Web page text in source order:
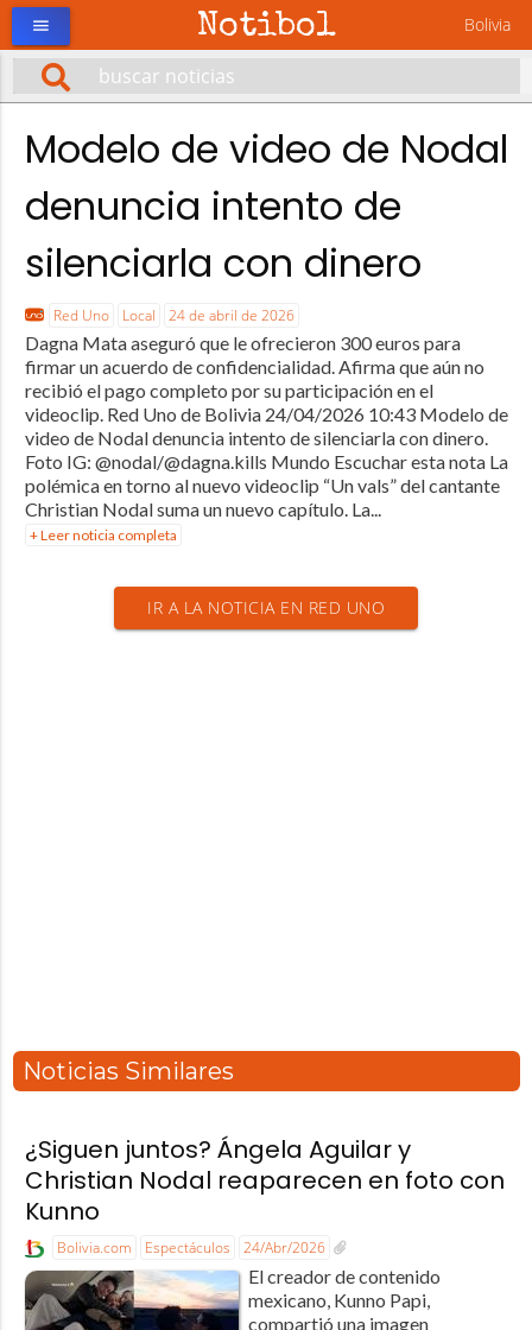
Notibol Bolivia
menu
Modelo de video de Nodal
denuncia intento de
silenciarla con dinero
Red Uno Local 24 de abril de 2026
Dagna Mata aseguró que le ofrecieron 300 euros para
firmar un acuerdo de confidencialidad. Afirma que aún no
recibió el pago completo por su participación en el
videoclip. Red Uno de Bolivia 24/04/2026 10:43 Modelo de
video de Nodal denuncia intento de silenciarla con dinero.
Foto IG: @nodal/@dagna.kills Mundo Escuchar esta nota La
polémica en torno al nuevo videoclip “Un vals” del cantante
Christian Nodal suma un nuevo capítulo. La...
+ Leer noticia completa
IR A LA NOTICIA EN RED UNO
Noticias Similares
¿Siguen juntos? Ángela Aguilar y
Christian Nodal reaparecen en foto con
Kunno
Bolivia.com Espectáculos 24/Abr/2026
El creador de contenido
mexicano, Kunno Papi,
compartió una imagen